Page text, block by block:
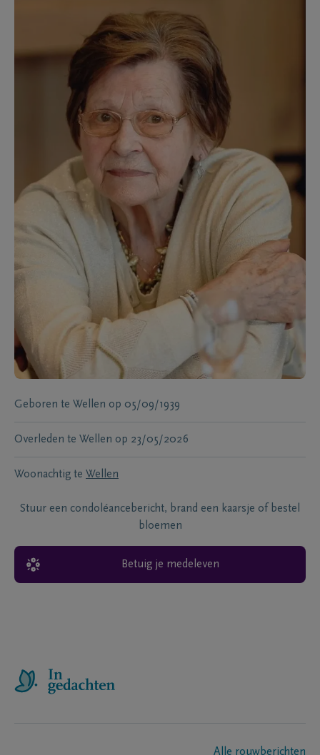
Geboren te Wellen op 05/09/1939
Overleden te Wellen op 23/05/2026
Woonachtig te Wellen
Stuur een condoléancebericht, brand een kaarsje of bestel
bloemen
Betuig je medeleven
Alle rouwberichten